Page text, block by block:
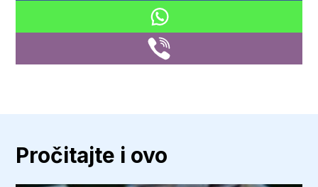
Pročitajte i ovo